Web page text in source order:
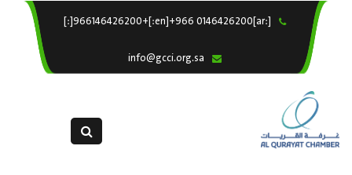
[:ar]966146426200+[:en]+966 0146426200[:] ×
خدماتنا